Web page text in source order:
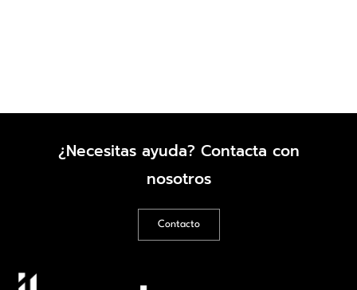
¿Necesitas ayuda? Contacta con
nosotros
Contacto